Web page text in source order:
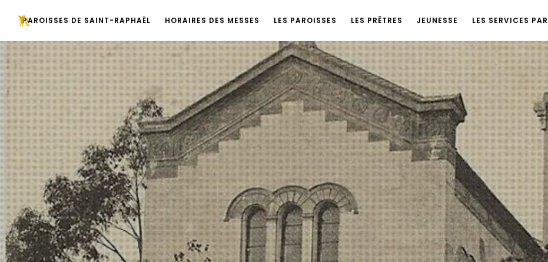
PAROISSES DE SAINT-RAPHAËL HORAIRES DES MESSES LES PAROISSES LES PRÊTRES JEUNESSE LES SERVICES